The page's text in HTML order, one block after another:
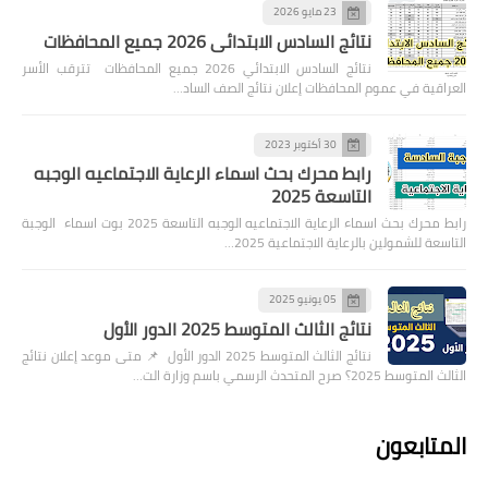
23 مايو 2026
نتائج السادس الابتدائي 2026 جميع المحافظات
نتائج السادس الابتدائي 2026 جميع المحافظات تترقب الأسر
العراقية في عموم المحافظات إعلان نتائج الصف الساد…
30 أكتوبر 2023
رابط محرك بحث اسماء الرعاية الاجتماعيه الوجبه
التاسعة 2025
رابط محرك بحث اسماء الرعاية الاجتماعيه الوجبه التاسعة 2025 بوت اسماء الوجبة
التاسعة للشمولين بالرعاية الاجتماعية 2025…
05 يونيو 2025
نتائج الثالث المتوسط 2025 الدور الأول
نتائج الثالث المتوسط 2025 الدور الأول 📌 متى موعد إعلان نتائج
الثالث المتوسط 2025؟ صرح المتحدث الرسمي باسم وزارة الت…
المتابعون